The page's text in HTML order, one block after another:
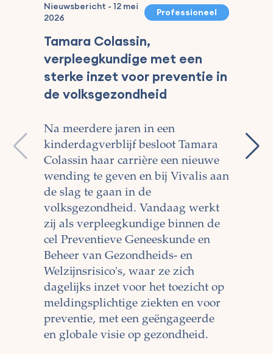
Tamara Colassin,
verpleegkundige met een
sterke inzet voor preventie in
de volksgezondheid
Nieuwsbericht - 12 mei
2026
Professioneel
Na meerdere jaren in een
kinderdagverblijf besloot Tamara
Colassin haar carrière een nieuwe
wending te geven en bij Vivalis aan
de slag te gaan in de
volksgezondheid. Vandaag werkt
zij als verpleegkundige binnen de
cel Preventieve Geneeskunde en
Beheer van Gezondheids- en
Welzijnsrisico's, waar ze zich
dagelijks inzet voor het toezicht op
meldingsplichtige ziekten en voor
preventie, met een geëngageerde
en globale visie op gezondheid.